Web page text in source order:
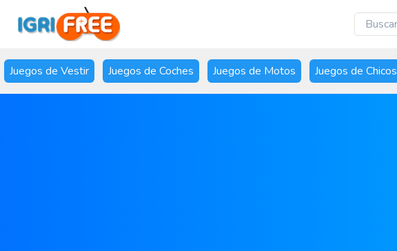
Juegos de Vestir Juegos de Coches Juegos de Motos Juegos de Chicos